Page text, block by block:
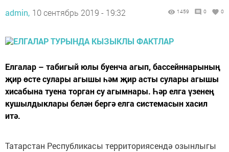
admin, 10 сентябрь 2019 - 19:32 1459 0 0
Елгалар – табигый юлы буенча агып, бассейннарының
җир өсте сулары агышы һәм җир асты сулары агышы
хисабына туена торган су агымнары. Һәр елга үзенең
кушылдыклары белән бергә елга системасын хасил
итә.
Татарстан Республикасы территориясендә озынлыгы